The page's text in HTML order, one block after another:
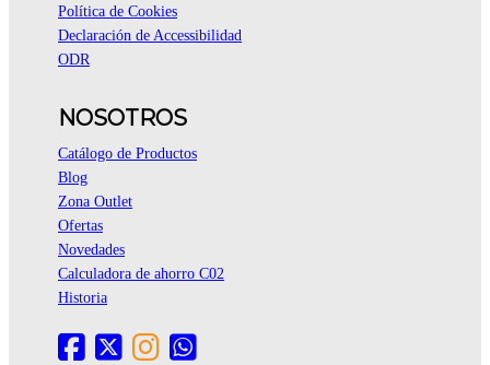
Política de Cookies
Declaración de Accessibilidad
ODR
NOSOTROS
Catálogo de Productos
Blog
Zona Outlet
Ofertas
Novedades
Calculadora de ahorro C02
Historia